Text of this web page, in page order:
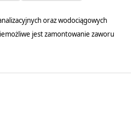
oraz wodociągowych
jest zamontowanie zaworu